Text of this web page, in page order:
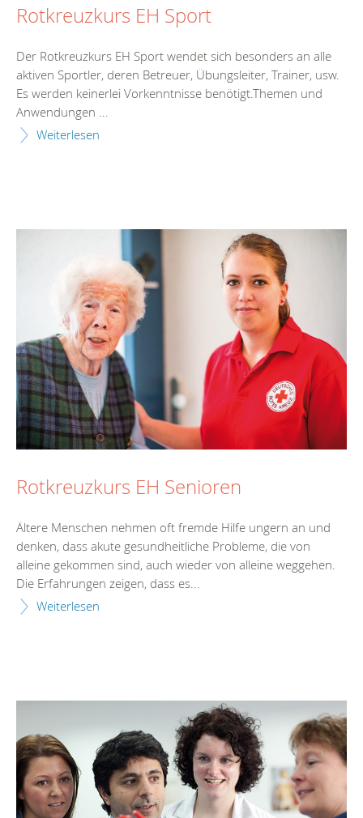
Rotkreuzkurs EH Sport
Der Rotkreuzkurs EH Sport wendet sich besonders an alle
aktiven Sportler, deren Betreuer, Übungsleiter, Trainer, usw.
Es werden keinerlei Vorkenntnisse benötigt.Themen und
Anwendungen ...
Weiterlesen
Rotkreuzkurs EH Senioren
Ältere Menschen nehmen oft fremde Hilfe ungern an und
denken, dass akute gesundheitliche Probleme, die von
alleine gekommen sind, auch wieder von alleine weggehen.
Die Erfahrungen zeigen, dass es...
Weiterlesen